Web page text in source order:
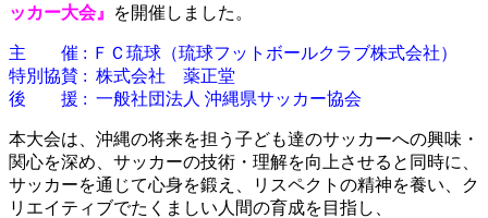
ッカー大会』
を開催しました。
主 催 : ＦＣ琉球（琉球フットボールクラブ株式会社）
特別協賛 : 株式会社 薬正堂
後 援 : 一般社団法人 沖縄県サッカー協会
本大会は、沖縄の将来を担う子ども達のサッカーへの興味・
関心を深め、サッカーの技術・理解を向上させると同時に、
サッカーを通じて心身を鍛え、リスペクトの精神を養い、ク
リエイティブでたくましい人間の育成を目指し、